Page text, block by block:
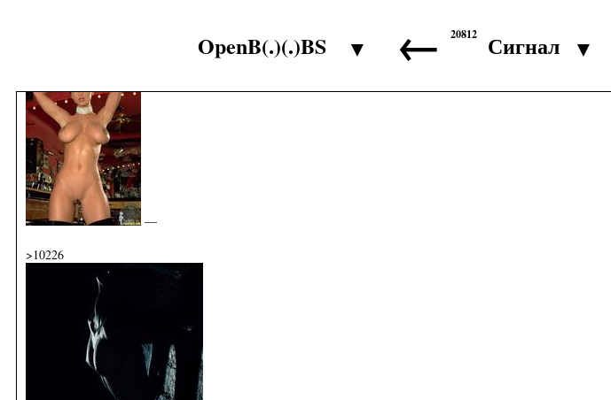
OpenB(.)(.)BS ▼ ← Сигнал
20812 ▼
—
>10226